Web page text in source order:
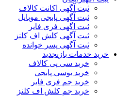
ثبت آگهی اکانت کالاف
ثبت آگهی پابجی موبایل
ثبت اگهی فری فایر
ثبت آگهی کلش اف کلنز
ثبت آگهی پسر خوانده
خرید خدمات بازیجدید
خرید سی پی کالاف
خرید یوسی پابجی
خرید جم فری فایر
خرید جم کلش اف کلنز